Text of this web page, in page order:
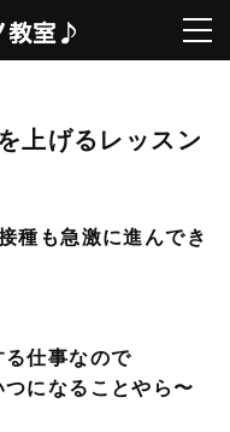
上げるレッスン
種も急激に進んでき
仕事なので
になることやら〜